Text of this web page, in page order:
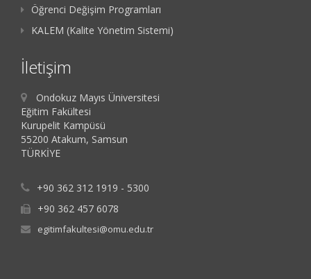
Öğrenci Değişim Programları
KALEM (Kalite Yönetim Sistemi)
İletişim
Ondokuz Mayıs Üniversitesi
Eğitim Fakültesi
Kurupelit Kampüsü
55200 Atakum, Samsun
TÜRKİYE
+90 362 312 1919 - 5300
+90 362 457 6078
egitimfakultesi@omu.edu.tr